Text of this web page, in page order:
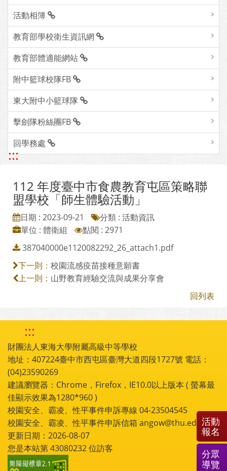
活動相簿
教育部學校衛生資訊網
教育部體適能網站
附中籃球校隊FB
東大附中小籃球隊
擊劍隊粉絲團FB
回學務處
:::
112 年度臺中市食農教育屯區策略聯
盟學校「師生體驗活動」
日期 : 2023-09-21
分類 : 活動資訊
單位 : 體衛組
點閱 : 2971
387040000e1120082292_26_attach1.pdf
下一則： 校園流感疫苗接種意願書
上一則： 山野教育經驗交流與成果分享會
回列表
:::
財團法人東海大學附屬高級中等學校
地址：407224臺中市西屯區臺灣大道四段1727號 電話：
(04)23590269
建議瀏覽器：Chrome，Firefox，IE10.0以上版本 ( 螢幕最
佳顯示效果為1280*960 )
校園安全、霸凌、性平事件申訴專線 04-23504545
校園安全、霸凌、性平事件申訴信箱 angow@thu.edu.tw
更新日期：2026-08-07
您是本站第43080232位訪客
活動
報名
分眾
導覽